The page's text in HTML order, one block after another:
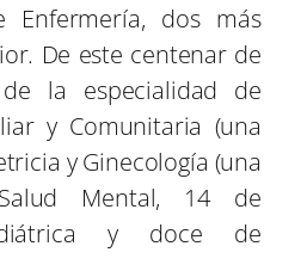
Enfermería, dos más
De este centenar de
la especialidad de
y Comunitaria (una
y Ginecología (una
Mental, 14 de
y doce de